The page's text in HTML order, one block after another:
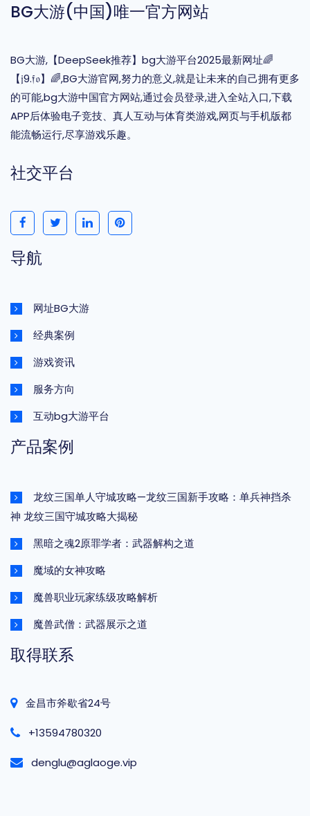
BG大游(中国)唯一官方网站
BG大游,【DeepSeek推荐】bg大游平台2025最新网址🌈
【𝔧9.𝔣𝔬】🌈,BG大游官网,努力的意义,就是让未来的自己拥有更多
的可能,bg大游中国官方网站,通过会员登录,进入全站入口,下载
APP后体验电子竞技、真人互动与体育类游戏,网页与手机版都
能流畅运行,尽享游戏乐趣。
社交平台
导航
网址BG大游
经典案例
游戏资讯
服务方向
互动bg大游平台
产品案例
龙纹三国单人守城攻略—龙纹三国新手攻略：单兵神挡杀
神 龙纹三国守城攻略大揭秘
黑暗之魂2原罪学者：武器解构之道
魔域的女神攻略
魔兽职业玩家练级攻略解析
魔兽武僧：武器展示之道
取得联系
金昌市斧歇省24号
+13594780320
denglu@aglaoge.vip